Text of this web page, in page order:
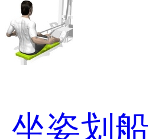
坐姿划